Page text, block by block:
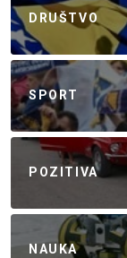
DRUŠTVO
SPORT
POZITIVA
NAUKA